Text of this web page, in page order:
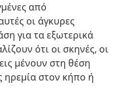
από
οι άγκυρες
για τα εξωτερικά
ότι οι σκηνές, οι
μένουν στη θέση
στον κήπο ή